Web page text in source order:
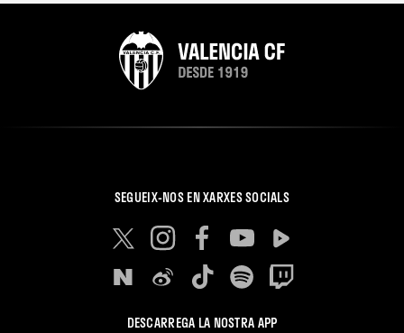
SEGUEIX-NOS EN XARXES SOCIALS
DESCARREGA LA NOSTRA APP